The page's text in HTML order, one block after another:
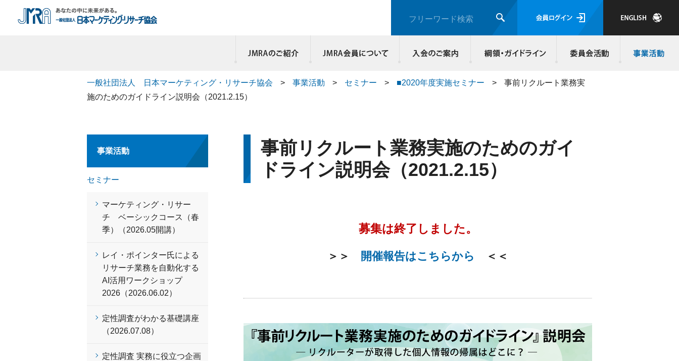
フリーワード検索 会員ログイ
一般社団法人 日本マーケティング・リサーチ協会 > 事業活動 > セミナー > ■2020年度実施セミナー >
事前リクルート業務実
施のためのガイドライン説明会（2021.2.15）
事前リクルート業務実施のためのガイ
ドライン説明会（2021.2.15）
募集は終了しました。
＞＞ 開催報告はこちらから ＜＜
事業活動
セミナー
マーケティング・リサー
チ ベーシックコース（春
季）（2026.05開講）
レイ・ポインター氏による
リサーチ業務を自動化する
AI活用ワークショップ
2026（2026.06.02）
定性調査がわかる基礎講座
（2026.07.08）
定性調査 実務に役立つ企画